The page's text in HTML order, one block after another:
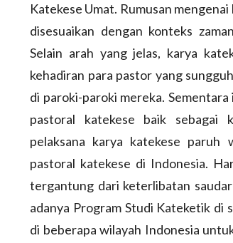
Katekese Umat. Rumusan
disesuaikan dengan konteks
Selain arah yang jelas, karya
kehadiran para pastor yang
di paroki-paroki mereka.
pastoral katekese baik sebagai
pelaksana karya katekese paruh
pastoral katekese di Indonesia.
tergantung dari keterlibatan
adanya Program Studi Kateketik di
di beberapa wilayah Indonesia